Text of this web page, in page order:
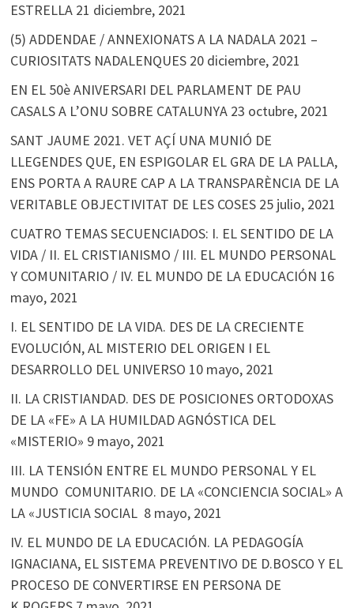
ESTRELLA 21 diciembre, 2021
(5) ADDENDAE / ANNEXIONATS A LA NADALA 2021 –
CURIOSITATS NADALENQUES 20 diciembre, 2021
EN EL 50è ANIVERSARI DEL PARLAMENT DE PAU
CASALS A L’ONU SOBRE CATALUNYA 23 octubre, 2021
SANT JAUME 2021. VET AÇÍ UNA MUNIÓ DE
LLEGENDES QUE, EN ESPIGOLAR EL GRA DE LA PALLA,
ENS PORTA A RAURE CAP A LA TRANSPARÈNCIA DE LA
VERITABLE OBJECTIVITAT DE LES COSES 25 julio, 2021
CUATRO TEMAS SECUENCIADOS: I. EL SENTIDO DE LA
VIDA / II. EL CRISTIANISMO / III. EL MUNDO PERSONAL
Y COMUNITARIO / IV. EL MUNDO DE LA EDUCACIÓN 16
mayo, 2021
I. EL SENTIDO DE LA VIDA. DES DE LA CRECIENTE
EVOLUCIÓN, AL MISTERIO DEL ORIGEN I EL
DESARROLLO DEL UNIVERSO 10 mayo, 2021
II. LA CRISTIANDAD. DES DE POSICIONES ORTODOXAS
DE LA «FE» A LA HUMILDAD AGNÓSTICA DEL
«MISTERIO» 9 mayo, 2021
III. LA TENSIÓN ENTRE EL MUNDO PERSONAL Y EL
MUNDO COMUNITARIO. DE LA «CONCIENCIA SOCIAL» A
LA «JUSTICIA SOCIAL 8 mayo, 2021
IV. EL MUNDO DE LA EDUCACIÓN. LA PEDAGOGÍA
IGNACIANA, EL SISTEMA PREVENTIVO DE D.BOSCO Y EL
PROCESO DE CONVERTIRSE EN PERSONA DE